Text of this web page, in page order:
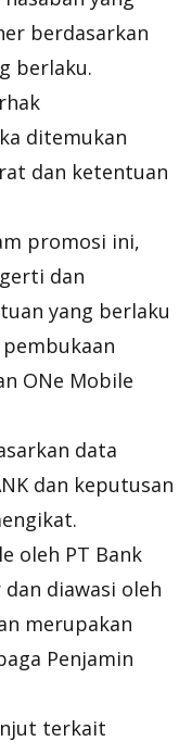
berdasarkan
berlaku.
ditemukan
dan ketentuan
promosi ini,
dan
yang berlaku
ONe Mobile
data
dan keputusan
oleh PT Bank
diawasi oleh
merupakan
Penjamin
terkait